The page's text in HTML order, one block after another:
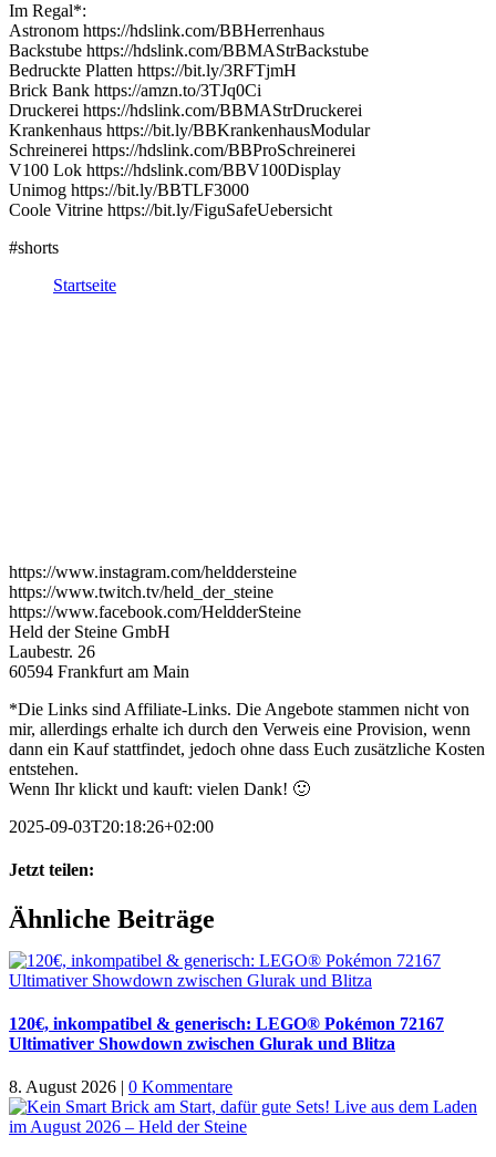
Im Regal*:
Astronom https://hdslink.com/BBHerrenhaus
Backstube https://hdslink.com/BBMAStrBackstube
Bedruckte Platten https://bit.ly/3RFTjmH
Brick Bank https://amzn.to/3TJq0Ci
Druckerei https://hdslink.com/BBMAStrDruckerei
Krankenhaus https://bit.ly/BBKrankenhausModular
Schreinerei https://hdslink.com/BBProSchreinerei
V100 Lok https://hdslink.com/BBV100Display
Unimog https://bit.ly/BBTLF3000
Coole Vitrine https://bit.ly/FiguSafeUebersicht
#shorts
Startseite
https://www.instagram.com/helddersteine
https://www.twitch.tv/held_der_steine
https://www.facebook.com/HeldderSteine
Held der Steine GmbH
Laubestr. 26
60594 Frankfurt am Main
*Die Links sind Affiliate-Links. Die Angebote stammen nicht von
mir, allerdings erhalte ich durch den Verweis eine Provision, wenn
dann ein Kauf stattfindet, jedoch ohne dass Euch zusätzliche Kosten
entstehen.
Wenn Ihr klickt und kauft: vielen Dank! 🙂
2025-09-03T20:18:26+02:00
Jetzt teilen:
Facebook
X
WhatsApp
Pinterest
E-
Mail
Ähnliche Beiträge
120€, inkompatibel & generisch: LEGO® Pokémon 72167
Ultimativer Showdown zwischen Glurak und Blitza
8. August 2026 | 0 Kommentare